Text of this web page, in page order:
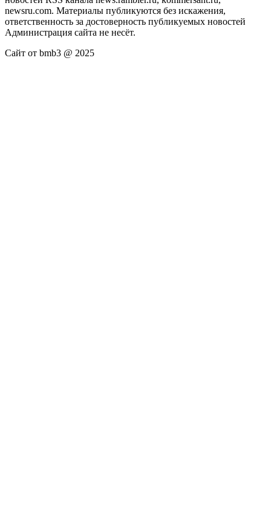
newsru.com. Материалы публикуются без искажения,
ответственность за достоверность публикуемых новостей
Администрация сайта не несёт.
Сайт от bmb3 @ 2025